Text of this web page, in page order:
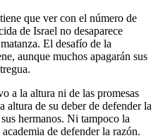
que ver con el número de
de Israel no desaparece
El desafío de la
aunque muchos apagarán sus
a la altura ni de las promesas
altura de su deber de defender la
hermanos. Ni tampoco la
de defender la razón.